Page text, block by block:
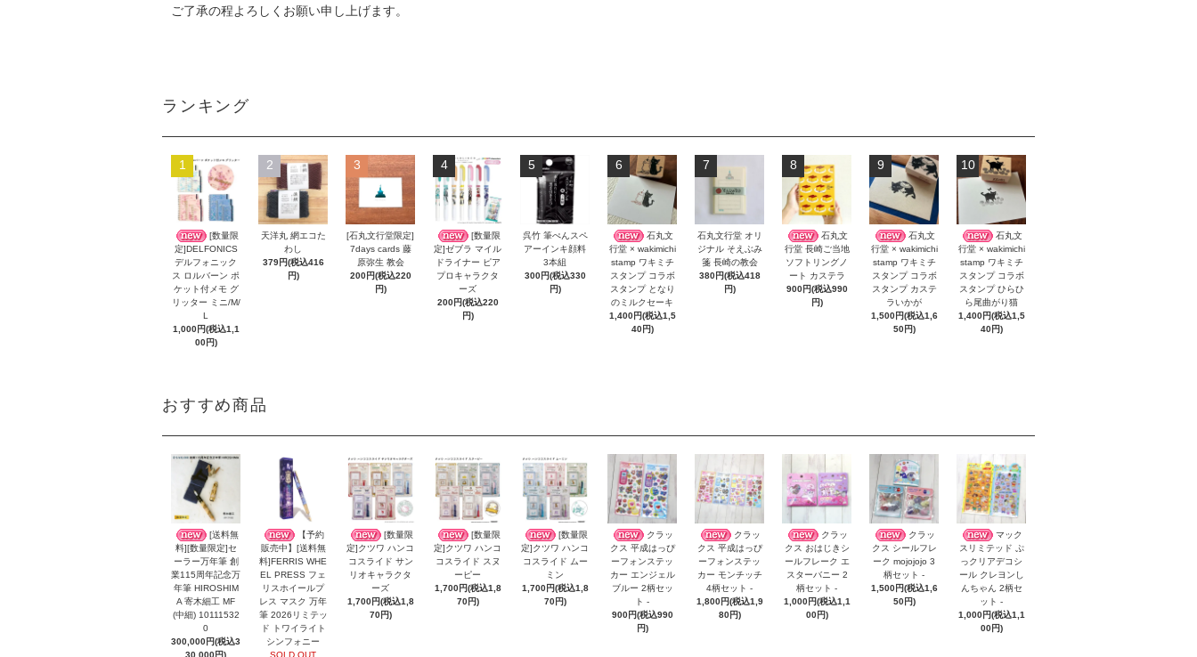
ご了承の程よろしくお願い申し上げます。
ランキング
1
[数量限
定]DELFONICS
デルフォニック
ス ロルバーン ポ
ケット付メモ グ
リッター ミニ/M/
L
1,000円(税込1,1
00円)
2
天洋丸 網エコた
わし
379円(税込416
円)
3
[石丸文行堂限定]
7days cards 藤
原弥生 教会
200円(税込220
円)
4
[数量限
定]ゼブラ マイル
ドライナー ピア
プロキャラクタ
ーズ
200円(税込220
円)
5
呉竹 筆ぺんスペ
アーインキ顔料
3本組
300円(税込330
円)
6
石丸文
行堂 × wakimichi
stamp ワキミチ
スタンプ コラボ
スタンプ となり
のミルクセーキ
1,400円(税込1,5
40円)
7
石丸文行堂 オリ
ジナル そえぶみ
箋 長崎の教会
380円(税込418
円)
8
石丸文
行堂 長崎ご当地
ソフトリングノ
ート カステラ
900円(税込990
円)
9
石丸文
行堂 × wakimichi
stamp ワキミチ
スタンプ コラボ
スタンプ カステ
ラいかが
1,500円(税込1,6
50円)
10
石丸文
行堂 × wakimichi
stamp ワキミチ
スタンプ コラボ
スタンプ ひらひ
ら尾曲がり猫
1,400円(税込1,5
40円)
おすすめ商品
[送料無
料][数量限定]セ
ーラー万年筆 創
業115周年記念万
年筆 HIROSHIM
A 寄木細工 MF
(中細) 10111532
0
300,000円(税込3
【予約
販売中】[送料無
料]FERRIS WHE
EL PRESS フェ
リスホイールプ
レス マスク 万年
筆 2026リミテッ
ド トワイライト
シンフォニー
[数量限
定]クツワ ハンコ
コスライド サン
リオキャラクタ
ーズ
1,700円(税込1,8
70円)
[数量限
定]クツワ ハンコ
コスライド スヌ
ーピー
1,700円(税込1,8
70円)
[数量限
定]クツワ ハンコ
コスライド ムー
ミン
1,700円(税込1,8
70円)
クラッ
クス 平成はっぴ
ーフォンステッ
カー エンジェル
ブルー 2柄セッ
ト -
900円(税込990
円)
クラッ
クス 平成はっぴ
ーフォンステッ
カー モンチッチ
4柄セット -
1,800円(税込1,9
80円)
クラッ
クス おはじきシ
ールフレーク エ
スターバニー 2
柄セット -
1,000円(税込1,1
00円)
クラッ
クス シールフレ
ーク mojojojo 3
柄セット -
1,500円(税込1,6
50円)
マック
スリミテッド ぷ
っクリアデコシ
ール クレヨンし
んちゃん 2柄セ
ット -
1,000円(税込1,1
00円)